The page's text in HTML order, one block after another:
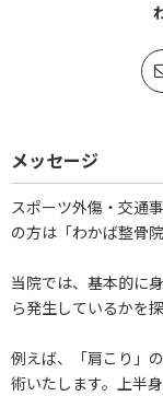
メッセージ
スポーツ外傷・交通
の方は「わかば整骨
当院では、基本的に
ら発生しているかを
例えば、「肩こり」
術いたします。上半